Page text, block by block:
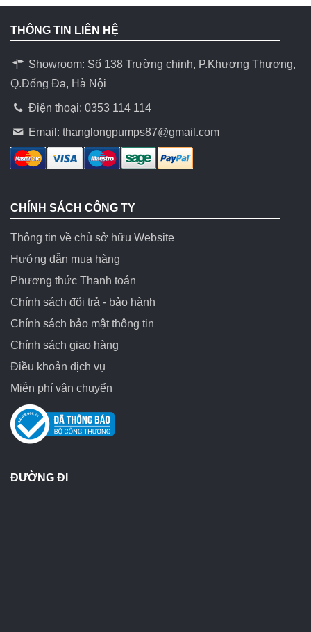
THÔNG TIN LIÊN HỆ
Showroom: Số 138 Trường chinh, P.Khương Thương,
Q.Đống Đa, Hà Nội
Điện thoại: 0353 114 114
Email:thanglongpumps87@gmail.com
CHÍNH SÁCH CÔNG TY
Thông tin về chủ sở hữu Website
Hướng dẫn mua hàng
Phương thức Thanh toán
Chính sách đổi trả - bảo hành
Chính sách bảo mật thông tin
Chính sách giao hàng
Điều khoản dịch vụ
Miễn phí vận chuyển
ĐƯỜNG ĐI